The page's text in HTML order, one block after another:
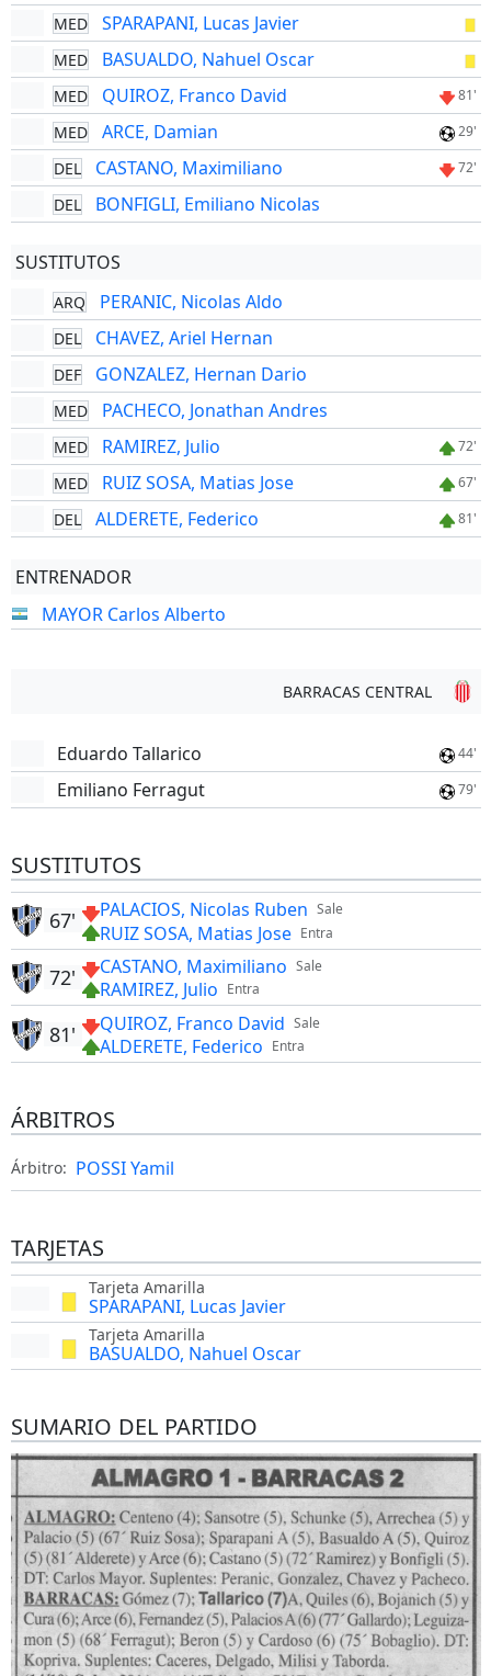
MED SPARAPANI, Lucas Javier
MED BASUALDO, Nahuel Oscar
MED QUIROZ, Franco David 81'
MED ARCE, Damian 29'
DEL CASTANO, Maximiliano 72'
DEL BONFIGLI, Emiliano Nicolas
SUSTITUTOS
ARQ PERANIC, Nicolas Aldo
DEL CHAVEZ, Ariel Hernan
DEF GONZALEZ, Hernan Dario
MED PACHECO, Jonathan Andres
MED RAMIREZ, Julio 72'
MED RUIZ SOSA, Matias Jose 67'
DEL ALDERETE, Federico 81'
ENTRENADOR
MAYOR Carlos Alberto
BARRACAS CENTRAL
Eduardo Tallarico 44'
Emiliano Ferragut 79'
SUSTITUTOS
Sale
PALACIOS, Nicolas Ruben
Entra
RUIZ SOSA, Matias Jose
67'
Sale
CASTANO, Maximiliano
Entra
RAMIREZ, Julio
72'
Sale
QUIROZ, Franco David
Entra
ALDERETE, Federico
81'
ÁRBITROS
Árbitro: POSSI Yamil
TARJETAS
Tarjeta Amarilla
SPARAPANI, Lucas Javier
Tarjeta Amarilla
BASUALDO, Nahuel Oscar
SUMARIO DEL PARTIDO